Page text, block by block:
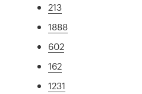
213
1888
602
162
1231